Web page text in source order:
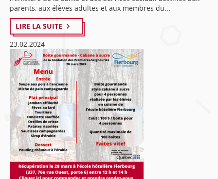
parents, aux élèves adultes et aux membres du...
LIRE LA SUITE
23.02.2024